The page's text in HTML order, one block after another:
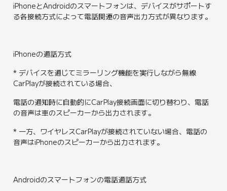
iPhoneとAndroidのスマートフォンは、デバイスがサポートす
る各接続方式によって電話関連の音声出力方式が異なります。
iPhoneの通話方式
* デバイスを通じてミラーリング機能を実行しながら無線
CarPlayが接続されている場合、
電話の通知時に自動的にCarPlay接続画面に切り替わり、電話
の音声は車のスピーカーから出力されます。
* 一方、ワイヤレスCarPlayが接続されていない場合、電話の
音声はiPhoneのスピーカーから出力されます。
Androidのスマートフォンの電話通話方式